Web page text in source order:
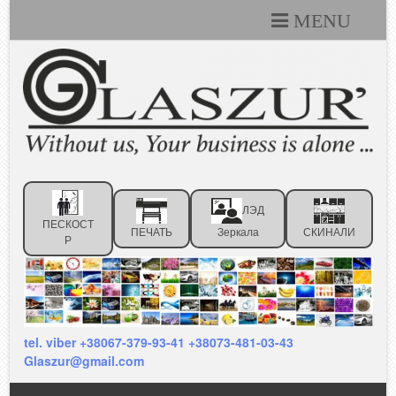
MENU
Каталоги
Технические условия
Портфолио
Контакты
Отзывы клиентов
ПЕСКОСТ
Р
ПЕЧАТЬ
ЛЭД
Зеркала
СКИНАЛИ
tel. viber +38067-379-93-41 +38073-481-03-43
Glaszur@gmail.com